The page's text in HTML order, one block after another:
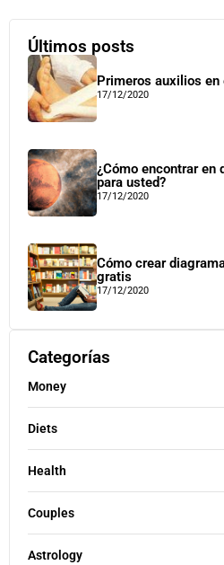
Últimos posts
Primeros auxilios en
17/12/2020
¿Cómo encontrar en
para usted?
17/12/2020
Cómo crear
gratis
17/12/2020
Categorías
Money
Diets
Health
Couples
Astrology